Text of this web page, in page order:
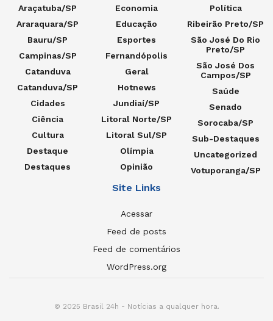
Araçatuba/SP
Araraquara/SP
Bauru/SP
Campinas/SP
Catanduva
Catanduva/SP
Cidades
Ciência
Cultura
Destaque
Destaques
Economia
Educação
Esportes
Fernandópolis
Geral
Hotnews
Jundiaí/SP
Litoral Norte/SP
Litoral Sul/SP
Olímpia
Opinião
Política
Ribeirão Preto/SP
São José Do Rio
Preto/SP
São José Dos
Campos/SP
Saúde
Senado
Sorocaba/SP
Sub-Destaques
Uncategorized
Votuporanga/SP
Site Links
Acessar
Feed de posts
Feed de comentários
WordPress.org
© 2025 Brasil 24h - Notícias a qualquer hora.